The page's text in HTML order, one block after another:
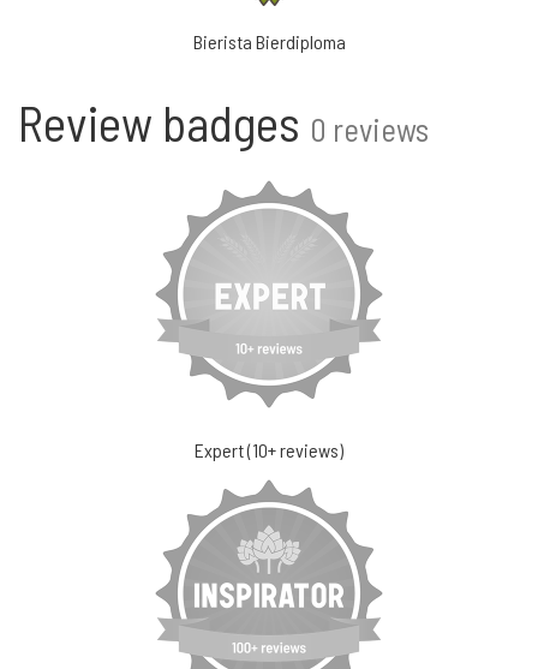
Bierista Bierdiploma
Review badges 0 reviews
Expert (10+ reviews)